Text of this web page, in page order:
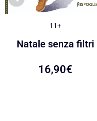
11+
Natale senza filtri
16,90€